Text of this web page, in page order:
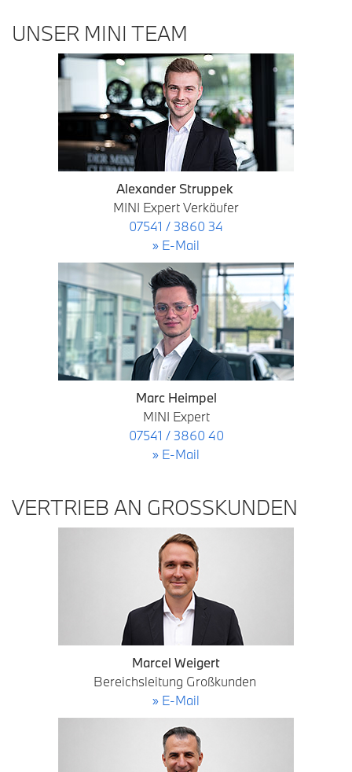
UNSER MINI TEAM
Alexander Struppek
MINI Expert Verkäufer
07541 / 3860 34
» E-Mail
Marc Heimpel
MINI Expert
07541 / 3860 40
» E-Mail
VERTRIEB AN GROSSKUNDEN
Marcel Weigert
Bereichsleitung Großkunden
» E-Mail